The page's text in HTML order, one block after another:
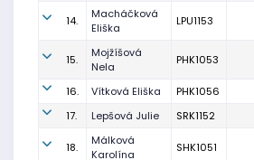
14.
Macháčková
Eliška
LPU1153
15.
Mojžíšová
Nela
PHK1053
16. Vítková Eliška PHK1056
17.
Lepšová Julie SRK1152
18.
Málková
Karolína
SHK1051